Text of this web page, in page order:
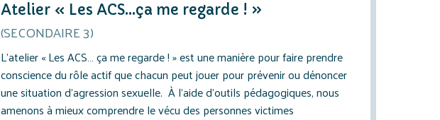
Atelier « Les ACS…ça me regarde ! »
(SECONDAIRE 3)
L’atelier « Les ACS… ça me regarde ! » est une manière pour faire prendre
conscience du rôle actif que chacun peut jouer pour prévenir ou dénoncer
une situation d’agression sexuelle. À l’aide d’outils pédagogiques, nous
amenons à mieux comprendre le vécu des personnes victimes